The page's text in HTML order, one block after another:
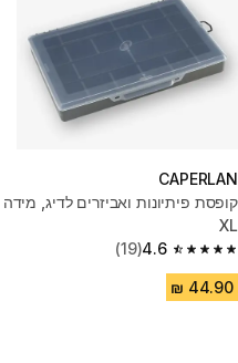
CAPERLAN
קופסת פיתיונות ואביזרים לדיג, מידה
XL
4.6
4.6 out of 5 stars from 19 reviews
(19)